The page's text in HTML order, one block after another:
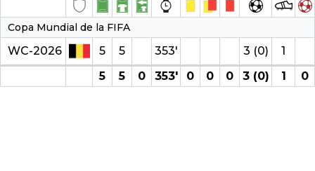
Copa Mundial de la FIFA
WC-2026 5 5 353′ 3 (0)
1
5
5 0 353′ 0 0 0 3 (0) 1 0